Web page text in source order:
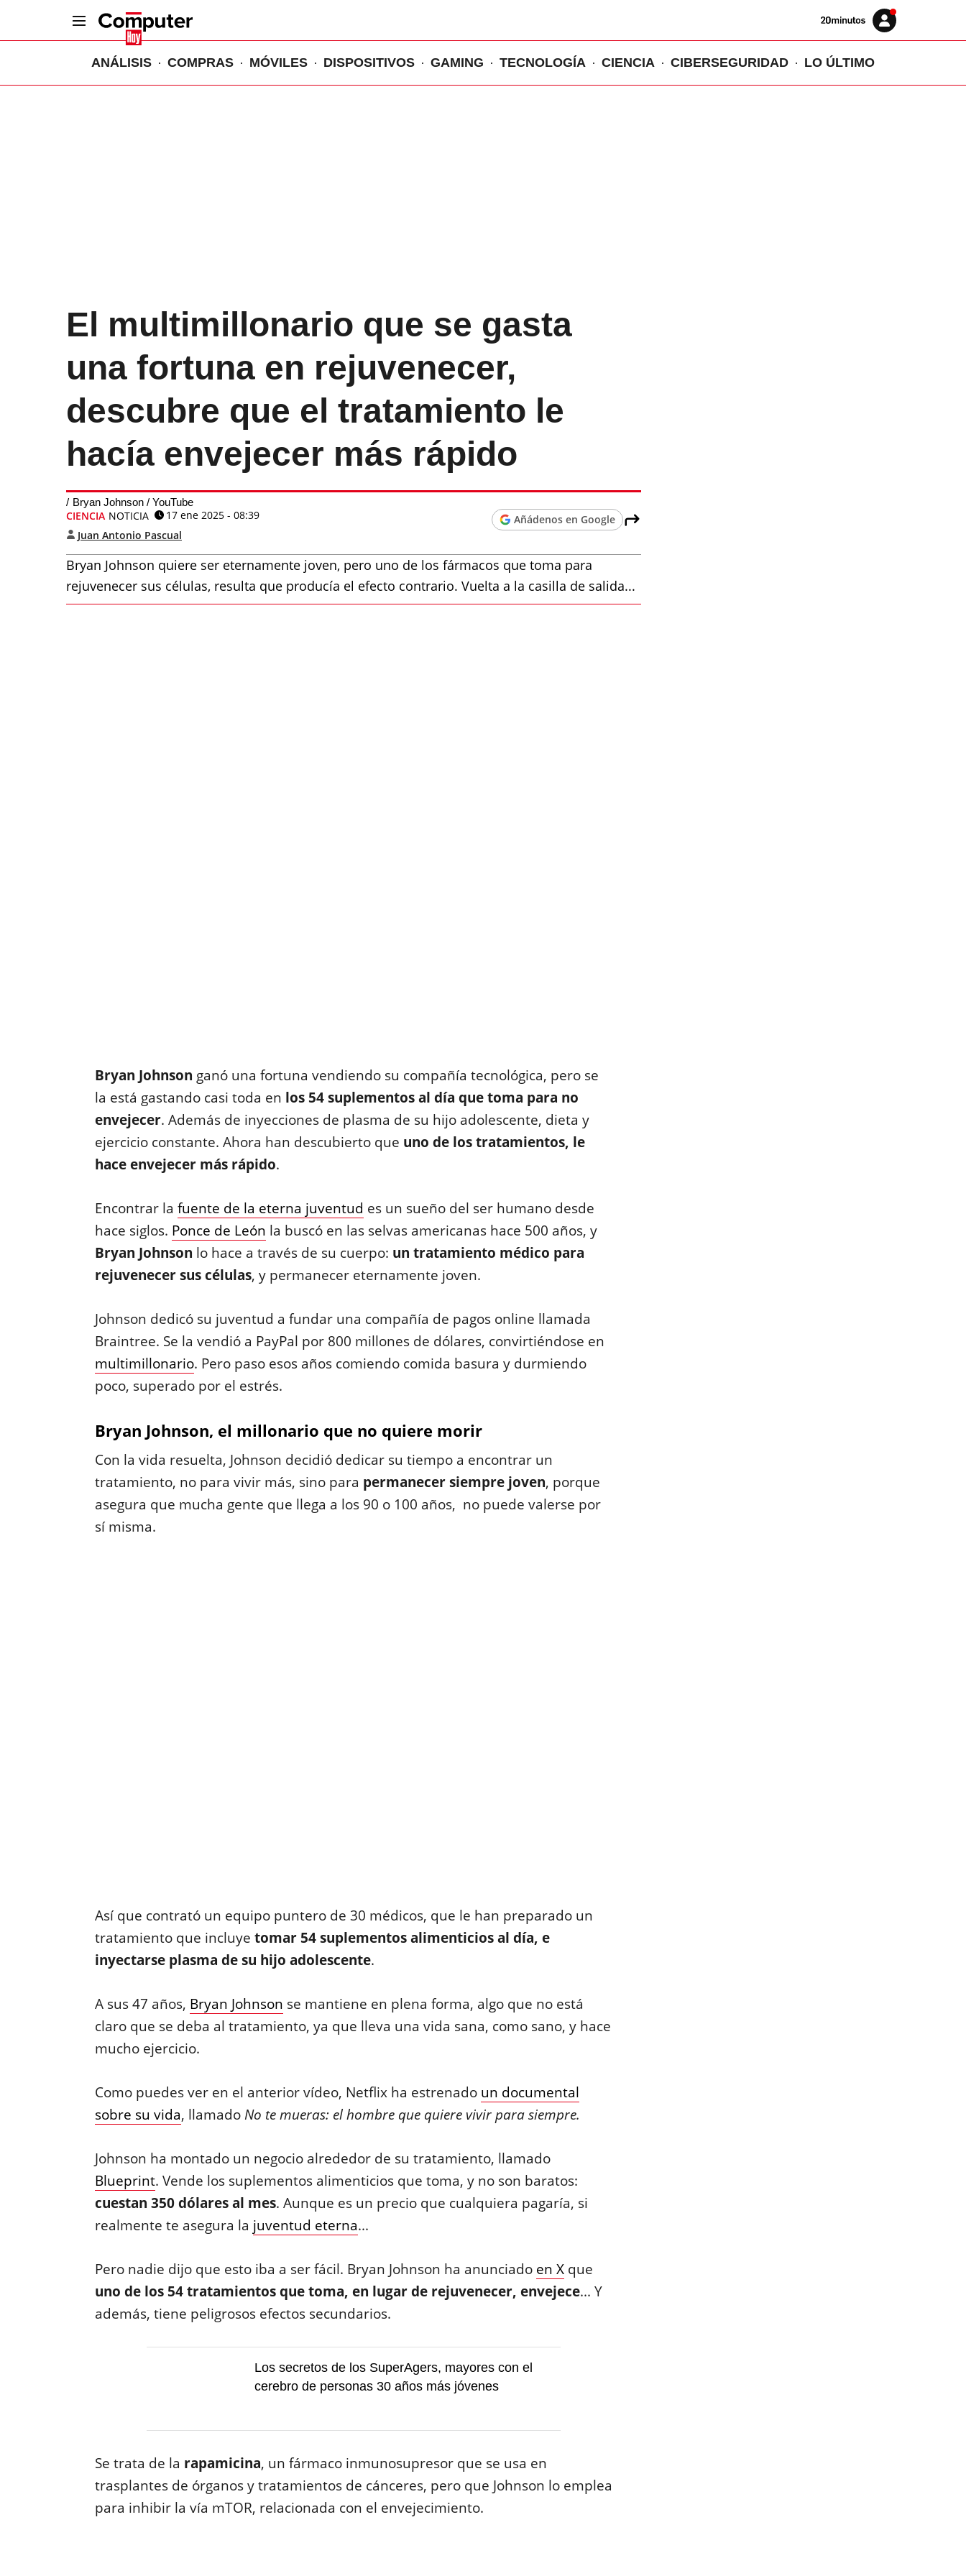
Volver
Iniciar
sesión
ANÁLISIS COMPRAS MÓVILES DISPOSITIVOS GAMING TECNOLOGÍA CIENCIA CIBERSEGURIDAD LO ÚLTIMO
El multimillonario que se gasta
una fortuna en rejuvenecer,
descubre que el tratamiento le
hacía envejecer más rápido
Bryan Johnson / YouTube
CIENCIA NOTICIA
17 ene 2025 - 08:39
Juan Antonio Pascual
Añádenos en Google
Bryan Johnson quiere ser eternamente joven, pero uno de los fármacos que toma para
rejuvenecer sus células, resulta que producía el efecto contrario. Vuelta a la casilla de salida...
Bryan Johnson ganó una fortuna vendiendo su compañía tecnológica, pero se
la está gastando casi toda en los 54 suplementos al día que toma para no
envejecer. Además de inyecciones de plasma de su hijo adolescente, dieta y
ejercicio constante. Ahora han descubierto que uno de los tratamientos, le
hace envejecer más rápido.
Encontrar la fuente de la eterna juventud es un sueño del ser humano desde
hace siglos. Ponce de León la buscó en las selvas americanas hace 500 años, y
Bryan Johnson lo hace a través de su cuerpo: un tratamiento médico para
rejuvenecer sus células, y permanecer eternamente joven.
Johnson dedicó su juventud a fundar una compañía de pagos online llamada
Braintree. Se la vendió a PayPal por 800 millones de dólares, convirtiéndose en
multimillonario. Pero paso esos años comiendo comida basura y durmiendo
poco, superado por el estrés.
Bryan Johnson, el millonario que no quiere morir
Con la vida resuelta, Johnson decidió dedicar su tiempo a encontrar un
tratamiento, no para vivir más, sino para permanecer siempre joven, porque
asegura que mucha gente que llega a los 90 o 100 años, no puede valerse por
sí misma.
Así que contrató un equipo puntero de 30 médicos, que le han preparado un
tratamiento que incluye tomar 54 suplementos alimenticios al día, e
inyectarse plasma de su hijo adolescente.
A sus 47 años, Bryan Johnson se mantiene en plena forma, algo que no está
claro que se deba al tratamiento, ya que lleva una vida sana, como sano, y hace
mucho ejercicio.
Como puedes ver en el anterior vídeo, Netflix ha estrenado un documental
sobre su vida, llamadoNo te mueras: el hombre que quiere vivir para siempre.
Johnson ha montado un negocio alrededor de su tratamiento, llamado
Blueprint. Vende los suplementos alimenticios que toma, y no son baratos:
cuestan 350 dólares al mes. Aunque es un precio que cualquiera pagaría, si
realmente te asegura la juventud eterna...
Pero nadie dijo que esto iba a ser fácil. Bryan Johnson ha anunciado en Xque
uno de los 54 tratamientos que toma, en lugar de rejuvenecer, envejece... Y
además, tiene peligrosos efectos secundarios.
Los secretos de los SuperAgers, mayores con el
cerebro de personas 30 años más jóvenes
Se trata de la rapamicina, un fármaco inmunosupresor que se usa en
trasplantes de órganos y tratamientos de cánceres, pero que Johnson lo emplea
para inhibir la vía mTOR, relacionada con el envejecimiento.